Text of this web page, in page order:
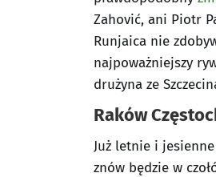
Zahović, ani Piotr
Runjaica nie
najpoważniejszy
drużyna ze
Raków
Już letnie i
znów będzie w